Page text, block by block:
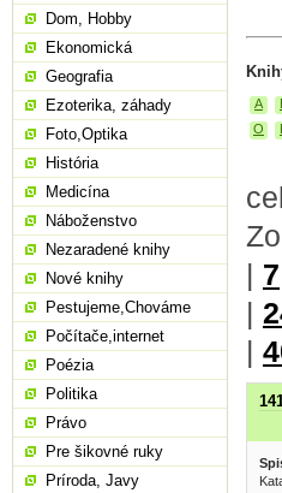
A
O
| 7
|
|
Dom, Hobby
Ekonomická
Geografia
Ezoterika, záhady
Foto,Optika
História
Medicína
Náboženstvo
Nezaradené knihy
Nové knihy
Pestujeme,Chováme
Počítače,internet
Poézia
Politika
Právo
Pre šikovné ruky
Príroda, Javy